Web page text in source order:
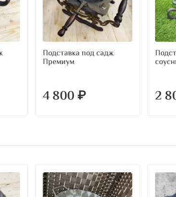
Подставка под садж
Премиум
4 800 ₽ 2